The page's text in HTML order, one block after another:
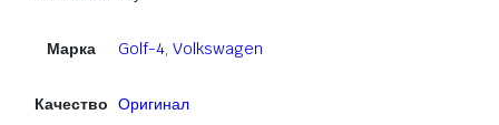
Марка Golf-4, Volkswagen
Качество Оригинал